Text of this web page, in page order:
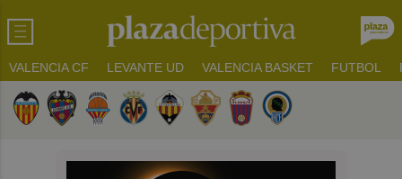
VALENCIA CF LEVANTE UD VALENCIA BASKET FUTBOL